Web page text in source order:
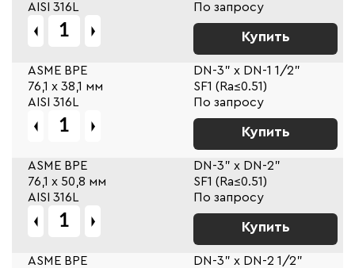
AISI 316L
По запросу
Купить
ASME BPE
DN-3" x DN-1 1/2"
76,1 х 38,1 мм
SF1 (Ra≤0.51)
AISI 316L
По запросу
Купить
ASME BPE
DN-3" x DN-2"
76,1 х 50,8 мм
SF1 (Ra≤0.51)
AISI 316L
По запросу
Купить
ASME BPE
DN-3" x DN-2 1/2"